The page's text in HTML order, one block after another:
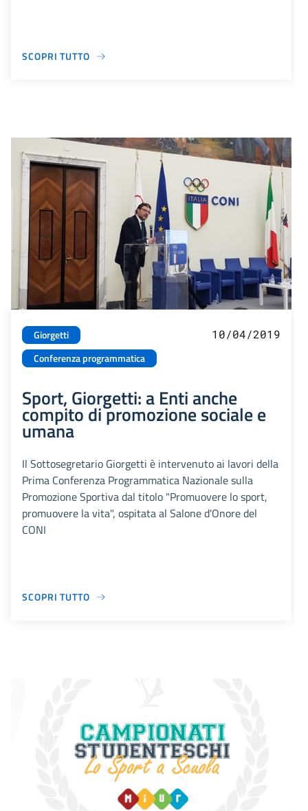
SCOPRI TUTTO
Giorgetti
Conferenza programmatica
10/04/2019
Sport, Giorgetti: a Enti anche
compito di promozione sociale e
umana
Il Sottosegretario Giorgetti è intervenuto ai lavori della
Prima Conferenza Programmatica Nazionale sulla
Promozione Sportiva dal titolo "Promuovere lo sport,
promuovere la vita", ospitata al Salone d'Onore del
CONI
SCOPRI TUTTO